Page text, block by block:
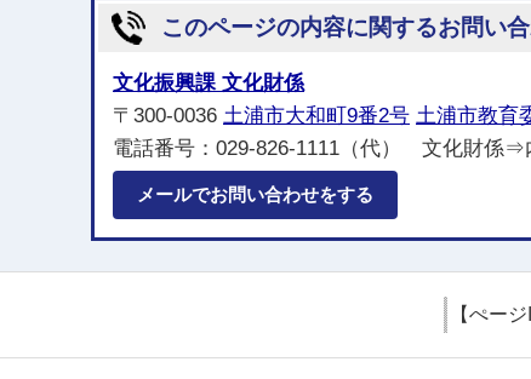
このページの内容に関するお問い
文化振興課 文化財係
〒300-0036 土浦市大和町9番2号 土浦市教育
電話番号：029-826-1111（代） 文化財係⇒
メールでお問い合わせをする
【ぺージ